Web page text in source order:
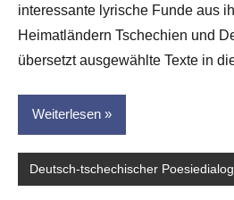
für
dasgedichtblog
interessante lyrische Funde aus
Heimatländern Tschechien und
übersetzt ausgewählte Texte in
Weiterlesen
Deutsch-tschechischer Poesiedialog